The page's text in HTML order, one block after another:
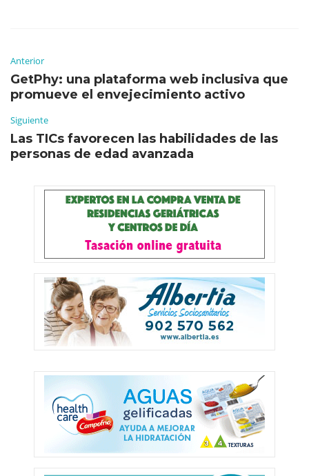
Anterior
GetPhy: una plataforma web inclusiva que
promueve el envejecimiento activo
Siguiente
Las TICs favorecen las habilidades de las
personas de edad avanzada